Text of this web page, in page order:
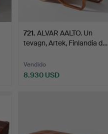
721. ALVAR AALTO. Un
tevagn, Artek, Finlandia d…
Vendido
8.930 USD